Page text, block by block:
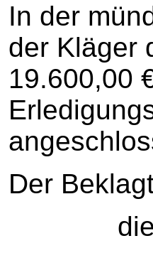
In der
der Kläger
19.600,00
Der
die